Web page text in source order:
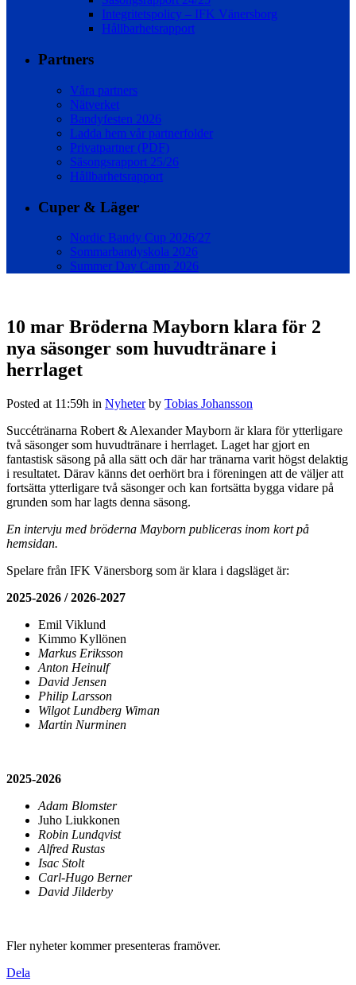
Integritetspolicy – IFK Vänersborg
Hållbarhetsrapport
Partners
Våra partners
Nätverket
Bandyfesten 2026
Ladda hem vår partnerfolder
Privatpartner (PDF)
Säsongsrapport 25/26
Hållbarhetsrapport
Cuper & Läger
Nordic Bandy Cup 2026/27
Sommarbandyskola 2026
Summer Day Camp 2026
10 mar Bröderna Mayborn klara för 2
nya säsonger som huvudtränare i
herrlaget
Posted at 11:59h in Nyheter by Tobias Johansson
Succétränarna Robert & Alexander Mayborn är klara för ytterligare
två säsonger som huvudtränare i herrlaget. Laget har gjort en
fantastisk säsong på alla sätt och där har tränarna varit högst delaktig
i resultatet. Därav känns det oerhört bra i föreningen att de väljer att
fortsätta ytterligare två säsonger och kan fortsätta bygga vidare på
grunden som har lagts denna säsong.
En intervju med bröderna Mayborn publiceras inom kort på
hemsidan.
Spelare från IFK Vänersborg som är klara i dagsläget är:
2025-2026 / 2026-2027
Emil Viklund
Kimmo Kyllönen
Markus Eriksson
Anton Heinulf
David Jensen
Philip Larsson
Wilgot Lundberg Wiman
Martin Nurminen
2025-2026
Adam Blomster
Juho Liukkonen
Robin Lundqvist
Alfred Rustas
Isac Stolt
Carl-Hugo Berner
David Jilderby
Fler nyheter kommer presenteras framöver.
Dela